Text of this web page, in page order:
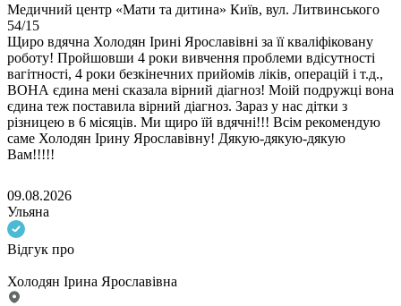
Медичний центр «Мати та дитина» Київ, вул. Литвинського
54/15
Щиро вдячна Холодян Ірині Ярославівні за її кваліфіковану
роботу! Пройшовши 4 роки вивчення проблеми вдісутності
вагітності, 4 роки безкінечних прийомів ліків, операцій і т.д.,
ВОНА єдина мені сказала вірний діагноз! Моій подружці вона
єдина теж поставила вірний діагноз. Зараз у нас дітки з
різницею в 6 місяців. Ми щиро їй вдячні!!! Всім рекомендую
саме Холодян Ірину Ярославівну! Дякую-дякую-дякую
Вам!!!!!
09.08.2026
Ульяна
Відгук про
Холодян Ірина Ярославівна